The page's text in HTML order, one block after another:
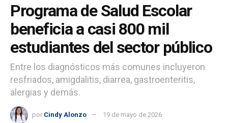
Programa de Salud Escolar
beneficia a casi 800 mil
estudiantes del sector público
Entre los diagnósticos más comunes incluyeron
resfriados, amigdalitis, diarrea, gastroenteritis,
alergias y demás.
por Cindy Alonzo 19 de mayo de 2026